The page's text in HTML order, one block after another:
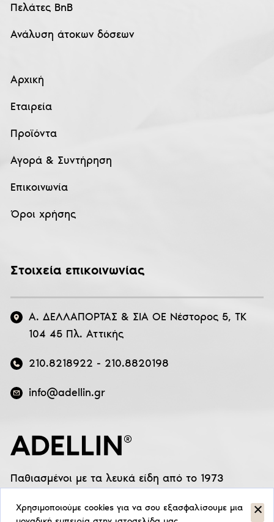
Παθιασμένοι με τα λευκά είδη από το 1973
Πελάτες BnB
Ανάλυση άτοκων δόσεων
Αρχική
Εταιρεία
Προϊόντα
Αγορά & Συντήρηση
Επικοινωνία
Όροι χρήσης
Στοιχεία επικοινωνίας
Α. ΔΕΛΛΑΠΟΡΤΑΣ & ΣΙΑ ΟΕ Νέστορος 5, ΤΚ
104 45 Πλ. Αττικής
210.8218922 - 210.8820198
info@adellin.gr
Χρησιμοποιούμε cookies για να σου εξασφαλίσουμε μια